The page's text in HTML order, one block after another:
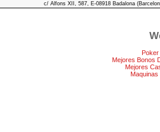
c/ Alfons XII, 587, E-08918 Badalona
Mejores Bonos
Mejores